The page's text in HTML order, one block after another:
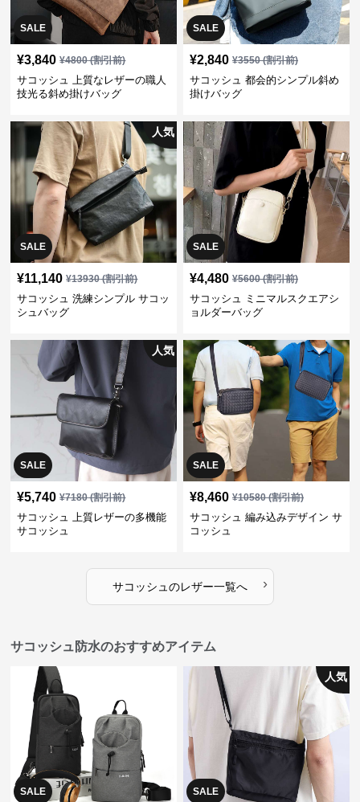
SALE
¥3,840 ¥4800(割引前)
サコッシュ 上質なレザーの職人
技光る斜め掛けバッグ
SALE
¥2,840 ¥3550(割引前)
サコッシュ 都会的シンプル斜め
掛けバッグ
SALE
人気
¥11,140 ¥13930(割引前)
サコッシュ 洗練シンプル サコッ
シュバッグ
SALE
¥4,480 ¥5600(割引前)
サコッシュ ミニマルスクエアシ
ョルダーバッグ
SALE
人気
¥5,740 ¥7180(割引前)
サコッシュ 上質レザーの多機能
サコッシュ
SALE
¥8,460 ¥10580(割引前)
サコッシュ 編み込みデザイン サ
コッシュ
サコッシュ のレザー一覧へ ›
サコッシュ防水のおすすめアイテム
SALE SALE
人気